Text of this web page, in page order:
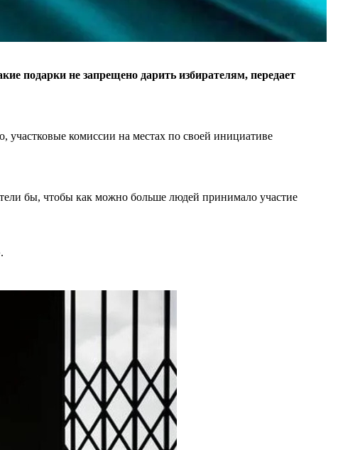
подарки не запрещено дарить избирателям, передает
участковые комиссии на местах по своей инициативе
бы, чтобы как можно больше людей принимало участие